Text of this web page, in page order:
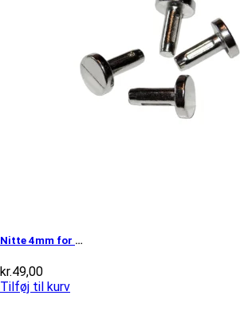
Nitte 4mm for styrlås med stort hoved
kr.49,00
Tilføj til kurv